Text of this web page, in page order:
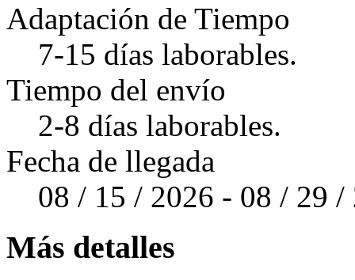
Adaptación de Tiempo
7-15 días laborables.
Tiempo del envío
2-8 días laborables.
Fecha de llegada
08 / 15 / 2026 - 08 / 29 /
Más detalles